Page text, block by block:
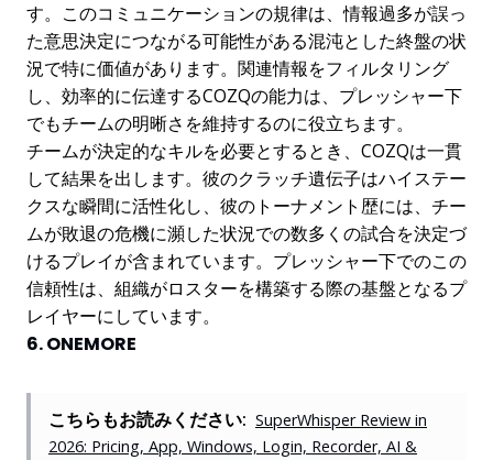
す。このコミュニケーションの規律は、情報過多が誤っ
た意思決定につながる可能性がある混沌とした終盤の状
況で特に価値があります。関連情報をフィルタリング
し、効率的に伝達するCOZQの能力は、プレッシャー下
でもチームの明晰さを維持するのに役立ちます。
チームが決定的なキルを必要とするとき、COZQは一貫
して結果を出します。彼のクラッチ遺伝子はハイステー
クスな瞬間に活性化し、彼のトーナメント歴には、チー
ムが敗退の危機に瀕した状況での数多くの試合を決定づ
けるプレイが含まれています。プレッシャー下でのこの
信頼性は、組織がロスターを構築する際の基盤となるプ
レイヤーにしています。
6. ONEMORE
こちらもお読みください: SuperWhisper Review in
2026: Pricing, App, Windows, Login, Recorder, AI &